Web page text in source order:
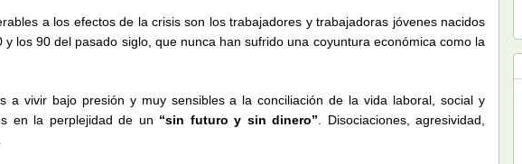
a los efectos de la crisis son los trabajadores y trabajadoras jóvenes nacidos
y los 90 del pasado siglo, que nunca han sufrido una coyuntura económica como la
a vivir bajo presión y muy sensibles a la conciliación de la vida laboral, social y
en la perplejidad de un “sin futuro y sin dinero” . Disociaciones, agresividad,